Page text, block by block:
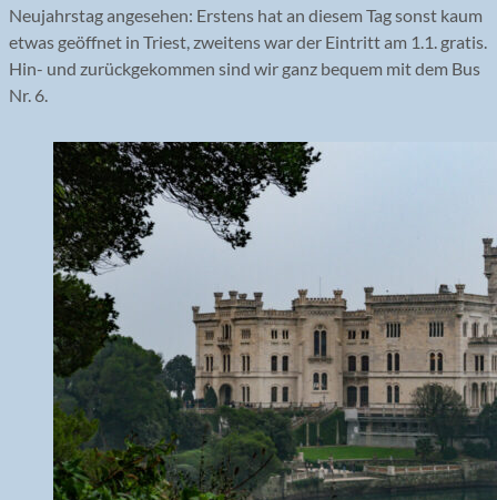
Neujahrstag angesehen: Erstens hat an diesem Tag sonst kaum
etwas geöffnet in Triest, zweitens war der Eintritt am 1.1. gratis.
Hin- und zurückgekommen sind wir ganz bequem mit dem Bus
Nr. 6.